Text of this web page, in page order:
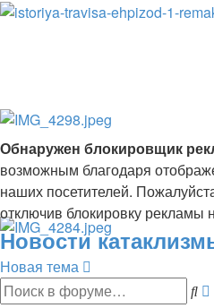
Обнаружен блокировщик
возможным благодаря
наших посетителей.
отключив блокировку рекламы
Новости
Новая тема